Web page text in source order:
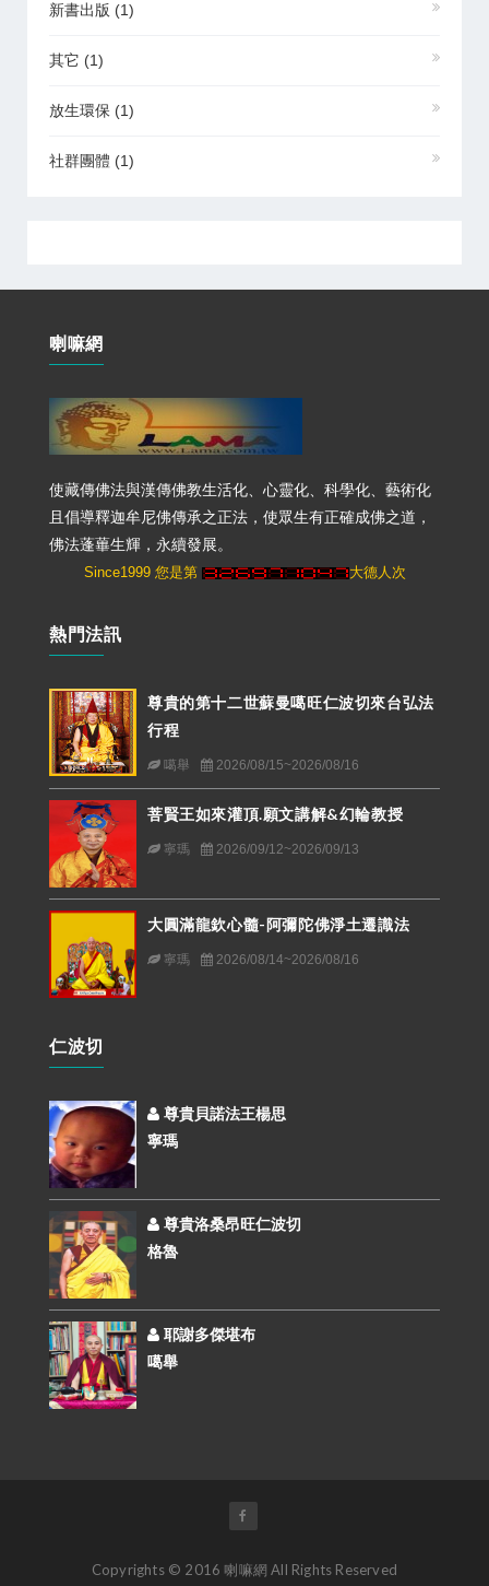
新書出版 (1)
其它 (1)
放生環保 (1)
社群團體 (1)
喇嘛網
使藏傳佛法與漢傳佛教生活化、心靈化、科學化、藝術化
且倡導釋迦牟尼佛傳承之正法，使眾生有正確成佛之道，
佛法蓬蓽生輝，永續發展。
Since1999 您是第 大德人次
熱門法訊
尊貴的第十二世蘇曼噶旺仁波切來台弘法
行程
噶舉 2026/08/15~2026/08/16
菩賢王如來灌頂.願文講解&幻輪教授
寧瑪 2026/09/12~2026/09/13
大圓滿龍欽心髓-阿彌陀佛淨土遷識法
寧瑪 2026/08/14~2026/08/16
仁波切
尊貴貝諾法王楊思
寧瑪
尊貴洛桑昂旺仁波切
格魯
耶謝多傑堪布
噶舉
Copyrights © 2016 喇嘛網 All Rights Reserved